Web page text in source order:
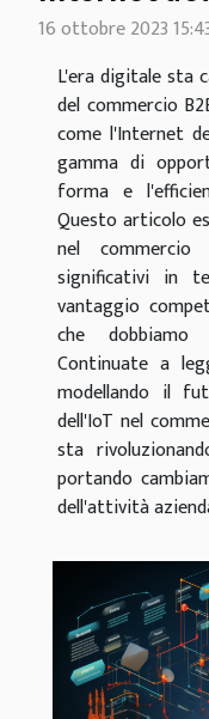
16 ottobre 2023
L'era digitale sta
del commercio
come l'Internet
gamma di
forma e
Questo articolo
nel
significativi in
vantaggio
che
Continuate a
modellando il
dell'IoT nel
sta
portando
dell'attività